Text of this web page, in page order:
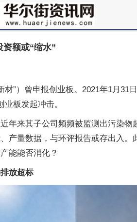
额或“缩水”
”）曾申报创业板。2021年1月
板发起冲击。
年来其子公司频频被监测出污染
量数据，与环评报告或存出入
能能否消化？
放超标